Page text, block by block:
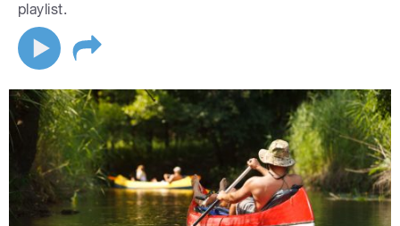
playlist.